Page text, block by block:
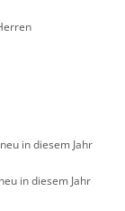
in diesem Jahr
in diesem Jahr